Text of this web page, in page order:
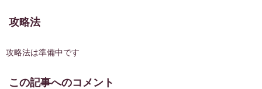
※現在、すべてのカードをピース1個で生成可能です。
攻略法
攻略法は準備中です
この記事へのコメント